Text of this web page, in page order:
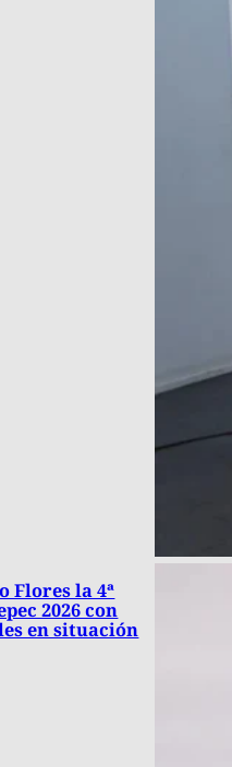
Flores la 4ª
2026 con
en situación